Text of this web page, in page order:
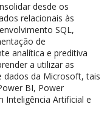
desde os
relacionais às
SQL,
de
analítica e preditiva
a utilizar as
dados da Microsoft, tais
BI, Power
Inteligência Artificial e